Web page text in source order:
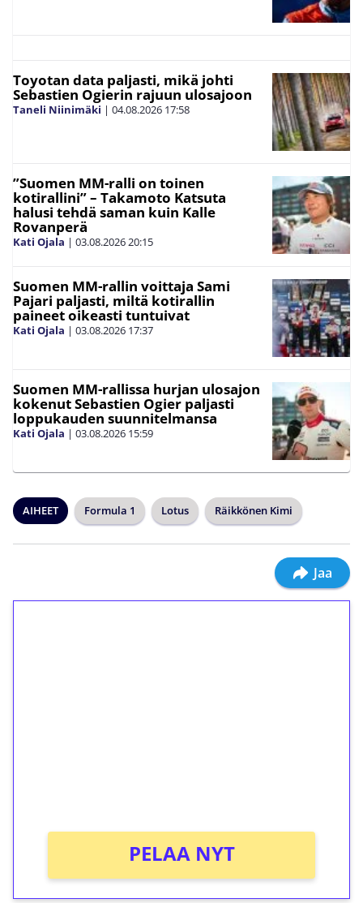
Toyotan data paljasti, mikä johti
Sebastien Ogierin rajuun ulosajoon
Taneli Niinimäki | 04.08.2026 17:58
”Suomen MM-ralli on toinen
kotirallini” – Takamoto Katsuta
halusi tehdä saman kuin Kalle
Rovanperä
Kati Ojala | 03.08.202620:15
Suomen MM-rallin voittaja Sami
Pajari paljasti, miltä kotirallin
paineet oikeasti tuntuivat
Kati Ojala | 03.08.2026 17:37
Suomen MM-rallissa hurjan ulosajon
kokenut Sebastien Ogier paljasti
loppukauden suunnitelmansa
Kati Ojala | 03.08.2026 15:59
AIHEET Formula 1 Lotus Räikkönen Kimi
Jaa
PELAA NYT